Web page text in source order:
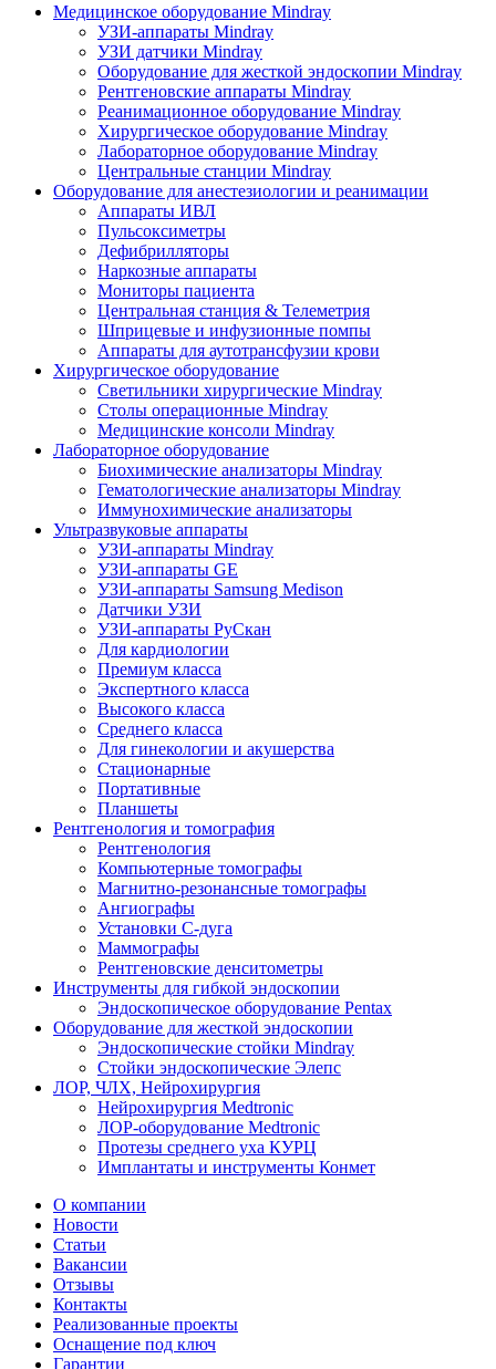
Медицинское оборудование Mindray
УЗИ-аппараты Mindray
УЗИ датчики Mindray
Оборудование для жесткой эндоскопии Mindray
Рентгеновские аппараты Mindray
Реанимационное оборудование Mindray
Хирургическое оборудование Mindray
Лабораторное оборудование Mindray
Центральные станции Mindray
Оборудование для анестезиологии и реанимации
Аппараты ИВЛ
Пульсоксиметры
Дефибрилляторы
Наркозные аппараты
Мониторы пациента
Центральная станция & Телеметрия
Шприцевые и инфузионные помпы
Аппараты для аутотрансфузии крови
Хирургическое оборудование
Светильники хирургические Mindray
Столы операционные Mindray
Медицинские консоли Mindray
Лабораторное оборудование
Биохимические анализаторы Mindray
Гематологические анализаторы Mindray
Иммунохимические анализаторы
Ультразвуковые аппараты
УЗИ-аппараты Mindray
УЗИ-аппараты GE
УЗИ-аппараты Samsung Medison
Датчики УЗИ
УЗИ-аппараты РуСкан
Для кардиологии
Премиум класса
Экспертного класса
Высокого класса
Среднего класса
Для гинекологии и акушерства
Стационарные
Портативные
Планшеты
Рентгенология и томография
Рентгенология
Компьютерные томографы
Магнитно-резонансные томографы
Ангиографы
Установки С-дуга
Маммографы
Рентгеновские денситометры
Инструменты для гибкой эндоскопии
Эндоскопическое оборудование Pentax
Оборудование для жесткой эндоскопии
Эндоскопические стойки Mindray
Стойки эндоскопические Элепс
ЛОР, ЧЛХ, Нейрохирургия
Нейрохирургия Medtronic
ЛОР-оборудование Medtronic
Протезы среднего уха КУРЦ
Имплантаты и инструменты Конмет
О компании
Новости
Статьи
Вакансии
Отзывы
Контакты
Реализованные проекты
Оснащение под ключ
Гарантии